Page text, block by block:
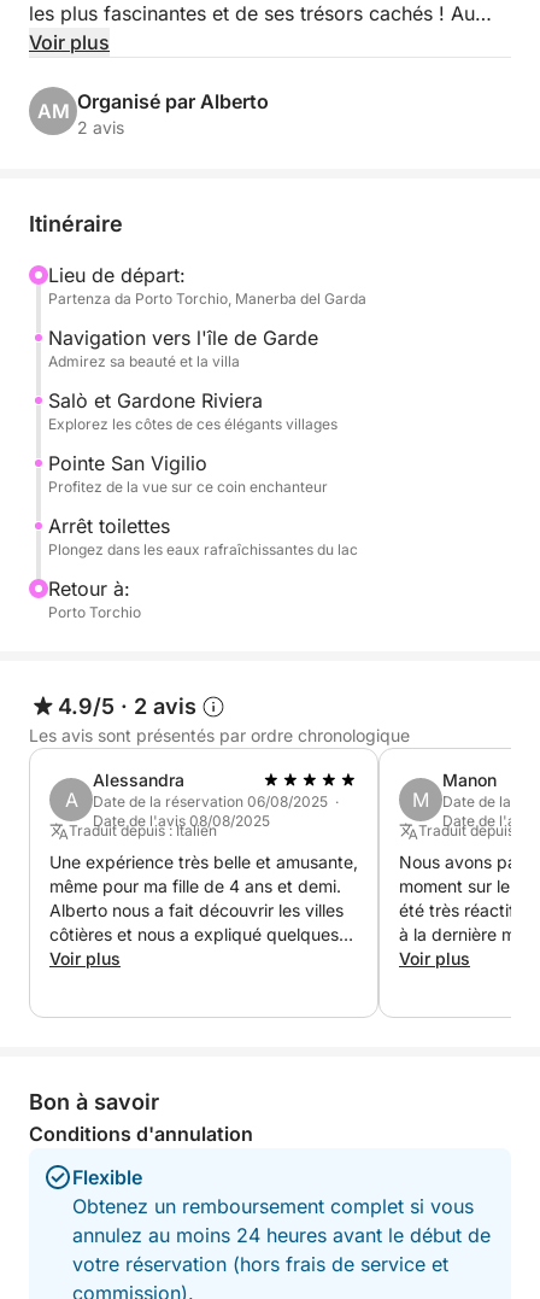
les plus fascinantes et de ses trésors cachés ! Au
départ du pittoresque Porto Torchio à Manerba del
exclusive qui vous offrira des vues à couper le
souffle et des moments de pure détente.
de Garde, la plus grande du lac, avec sa
l'eau. Nous continuerons ensuite vers l'élégante
Salò, avec ses rives et son atmosphère raffinée.
Nous admirerons l'historique Gardone Riviera,
célèbre pour le Vittoriale degli Italiani, et la
splendide Punta San Vigilio, un coin de paradis avec
sa villa du XVIe siècle et son port de plaisance
la beauté unique de ces lieux.
L'excursion comprendra une pause rafraîchissante
pour une baignade dans les eaux cristallines du lac,
un moment idéal pour plonger et profiter de la
tranquillité du paysage. À bord, vous disposerez
rythme de votre musique préférée, créant ainsi une
ambiance parfaite. Une expérience complète, idéale
pour ceux qui recherchent détente, beauté et un
aperçu rapide des merveilles du lac de Garde.
Voir plus
AM Organisé par Alberto
2 avis
Itinéraire
Lieu de départ:
Partenza da Porto Torchio, Manerba del Garda
Navigation vers l'île de Garde
Admirez sa beauté et la villa
Salò et Gardone Riviera
Explorez les côtes de ces élégants villages
Pointe San Vigilio
Profitez de la vue sur ce coin enchanteur
Arrêt toilettes
Plongez dans les eaux rafraîchissantes du lac
Retour à:
Porto Torchio
4.9/5 · 2 avis
Les avis sont présentés par ordre chronologique
A
Alessandra
Date de la réservation 06/08/2025 ·
Date de l'avis 08/08/2025
Traduit depuis : Italien
Une expérience très belle et amusante,
même pour ma fille de 4 ans et demi.
Alberto nous a fait découvrir les villes
côtières et nous a expliqué quelques
curiosités locales.
Voir plus
M
Manon
Date de la
Date de
Traduit depuis :
Nous avons
moment sur le
été très réactif
à la dernière
Voir plus
Bon à savoir
Conditions d'annulation
Flexible
Obtenez un remboursement complet si vous
annulez au moins 24 heures avant le début de
votre réservation (hors frais de service et
commission).